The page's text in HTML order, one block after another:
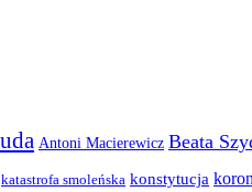
Antoni Macierewicz Beata
katastrofa smoleńska konstytucja